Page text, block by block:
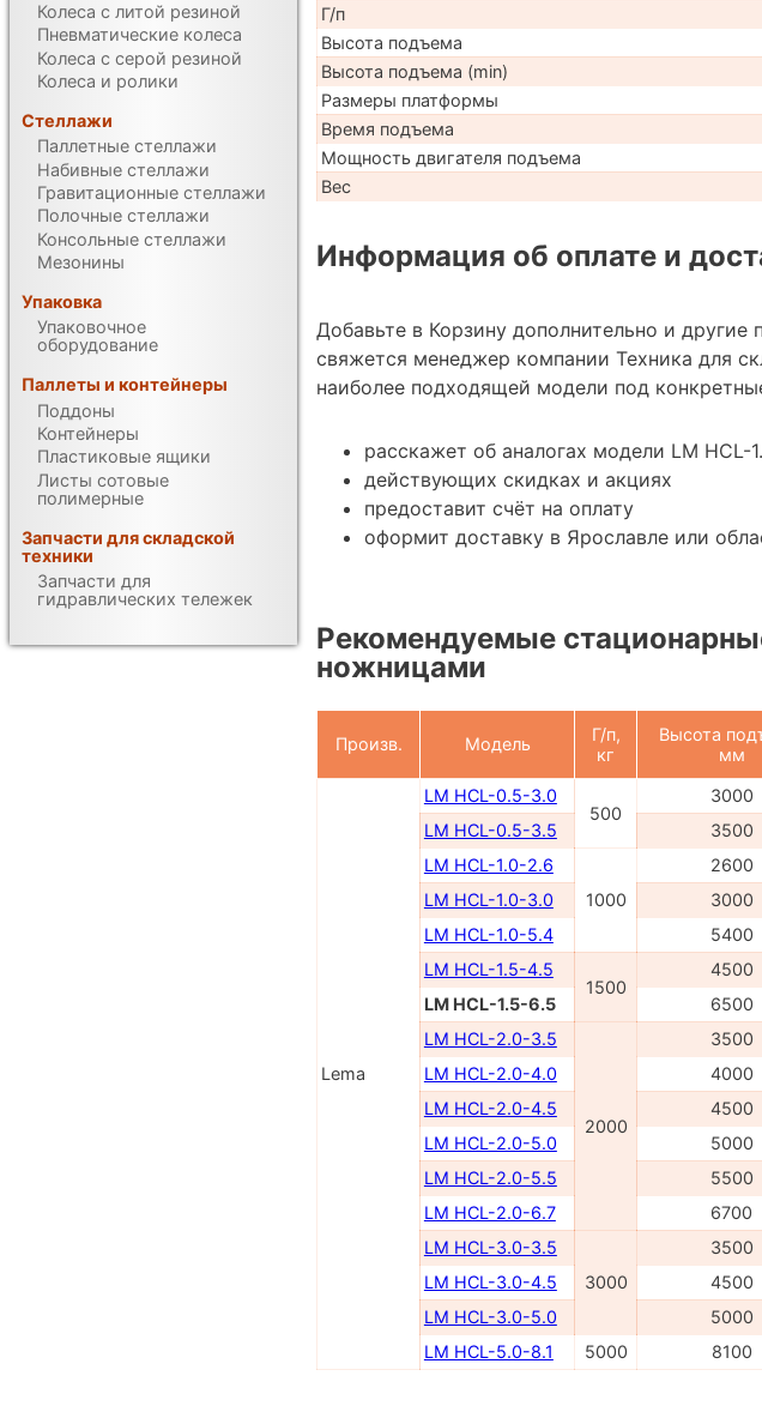
Г/п
Высота подъема
Высота подъема (min)
Размеры платформы
Время подъема
Мощность двигателя подъема
Вес
Информация об оплате и
Добавьте в Корзину дополнительно и
свяжется менеджер компании Техника для
наиболее подходящей модели под
расскажет об аналогах модели LM HCL-
действующих скидках и акциях
предоставит счёт на оплату
оформит доставку в Ярославле или
Рекомендуемые
ножницами
Произв. Модель
Г/п,
кг
Высота
мм
Lema
LM HCL-0.5-3.0
500
3000
LM HCL-0.5-3.5
3500
LM HCL-1.0-2.6
1000
2600
LM HCL-1.0-3.0
3000
LM HCL-1.0-5.4
5400
LM HCL-1.5-4.5
1500
4500
LM HCL-1.5-6.5
6500
LM HCL-2.0-3.5
2000
3500
LM HCL-2.0-4.0
4000
LM HCL-2.0-4.5
4500
LM HCL-2.0-5.0
5000
LM HCL-2.0-5.5
5500
LM HCL-2.0-6.7
6700
LM HCL-3.0-3.5
3000
3500
LM HCL-3.0-4.5
4500
LM HCL-3.0-5.0
5000
LM HCL-5.0-8.1
5000 8100
Колеса с литой резиной
Пневматические колеса
Колеса с серой резиной
Колеса и ролики
Стеллажи
Паллетные стеллажи
Набивные стеллажи
Гравитационные стеллажи
Полочные стеллажи
Консольные стеллажи
Мезонины
Упаковка
Упаковочное
оборудование
Паллеты и контейнеры
Поддоны
Контейнеры
Пластиковые ящики
Листы сотовые
полимерные
Запчасти для складской
техники
Запчасти для
гидравлических тележек